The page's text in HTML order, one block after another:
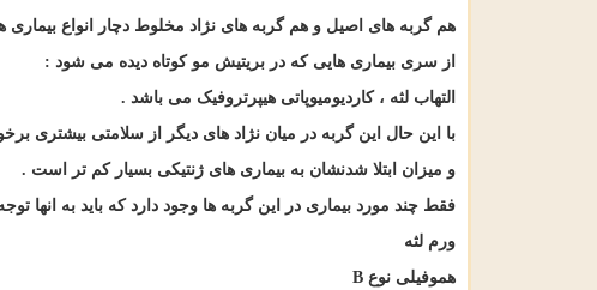
هم گربه های اصیل و هم گربه های نژاد مخلوط دچار انواع
از سری بیماری هایی که در بریتیش مو کوتاه دیده می شود :
التهاب لثه ، کاردیومیوپاتی هیپرتروفیک می باشد .
با این حال این گربه در میان نژاد های دیگر از سلامتی بیشتری
و میزان ابتلا شدنشان به بیماری های ژنتیکی بسیار کم تر است .
فقط چند مورد بیماری در این گربه ها وجود دارد که باید به انها
ورم لثه
هموفیلی نوع